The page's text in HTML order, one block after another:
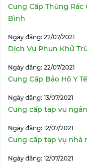
Cung Cấp Thùng
Bình
Ngày đăng: 22/07/2021
Dịch Vụ Phun Khử
Ngày đăng: 22/07/2021
Cung Cấp Bảo Hộ Y
Ngày đăng: 13/07/2021
Cung cấp tạp vụ
Ngày đăng: 12/07/2021
Cung cấp tạp vụ nhà
Ngày đăng: 12/07/2021